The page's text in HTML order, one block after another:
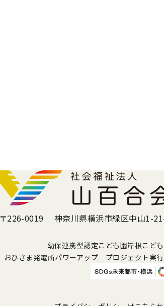
〒226-0019 神奈川県横浜市緑区中山1-
幼保連携型認定こども園岸根こど
おひさま発電所パワーアップ プロジェクト実